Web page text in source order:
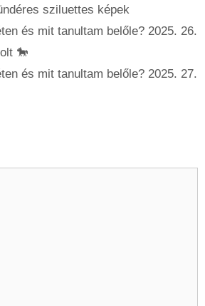
sziluettes képek
és mit tanultam belőle? 2025. 26.
🐎
és mit tanultam belőle? 2025. 27.